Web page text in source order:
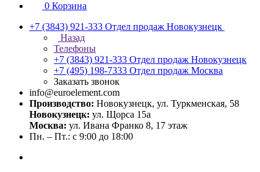
0 Корзина
+7 (3843) 921-333 Отдел продаж Новокузнецк
Назад
Телефоны
+7 (3843) 921-333 Отдел продаж Новокузнецк
+7 (495) 198-7333 Отдел продаж Москва
Заказать звонок
info@euroelement.com
Производство: Новокузнецк, ул. Туркменская, 58
Новокузнецк: ул. Щорса 15а
Москва: ул. Ивана Франко 8, 17 этаж
Пн. – Пт.: с 9:00 до 18:00